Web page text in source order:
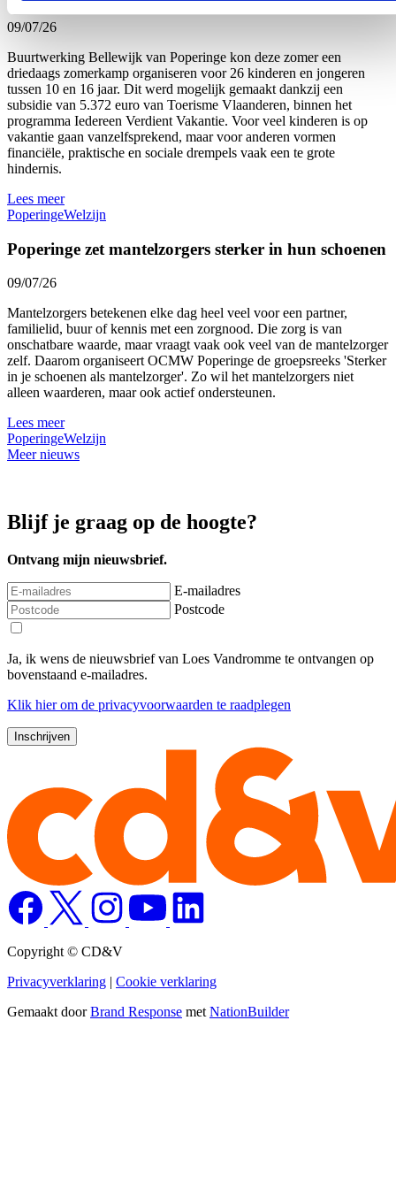
09/07/26
Buurtwerking Bellewijk van Poperinge kon deze zomer een
driedaags zomerkamp organiseren voor 26 kinderen en jongeren
tussen 10 en 16 jaar. Dit werd mogelijk gemaakt dankzij een
subsidie van 5.372 euro van Toerisme Vlaanderen, binnen het
programma Iedereen Verdient Vakantie. Voor veel kinderen is op
vakantie gaan vanzelfsprekend, maar voor anderen vormen
financiële, praktische en sociale drempels vaak een te grote
hindernis.
Lees meer
PoperingeWelzijn
Poperinge zet mantelzorgers sterker in hun schoenen
09/07/26
Mantelzorgers betekenen elke dag heel veel voor een partner,
familielid, buur of kennis met een zorgnood. Die zorg is van
onschatbare waarde, maar vraagt vaak ook veel van de mantelzorger
zelf. Daarom organiseert OCMW Poperinge de groepsreeks 'Sterker
in je schoenen als mantelzorger'. Zo wil het mantelzorgers niet
alleen waarderen, maar ook actief ondersteunen.
Lees meer
PoperingeWelzijn
Meer nieuws
Blijf je graag op de hoogte?
Ontvang mijn nieuwsbrief.
E-mailadres
Postcode
Ja, ik wens de nieuwsbrief van Loes Vandromme te ontvangen op
bovenstaand e-mailadres.
Klik hierom de privacyvoorwaarden te raadplegen
Copyright © CD&V
Privacyverklaring | Cookie verklaring
Gemaakt doorBrand Response met NationBuilder